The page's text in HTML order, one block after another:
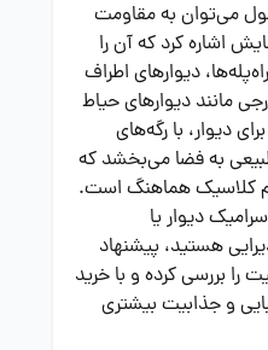
می‌توان به مقاومت
اشاره کرد که آن را
دیوارهای اطراف
مانند دیوارهای حیاط
دیوار، با رگه‌های
به فضا می‌بخشد که
کلاسیک هماهنگ است.
دیوار یا
هستید، پیشنهاد
بررسی کرده و با خرید
و جذابیت بیشتری